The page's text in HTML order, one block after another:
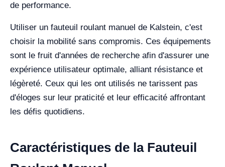
de performance.
Utiliser un fauteuil roulant manuel de Kalstein, c'est
choisir la mobilité sans compromis. Ces équipements
sont le fruit d'années de recherche afin d'assurer une
expérience utilisateur optimale, alliant résistance et
légèreté. Ceux qui les ont utilisés ne tarissent pas
d'éloges sur leur praticité et leur efficacité affrontant
les défis quotidiens.
Caractéristiques de la Fauteuil